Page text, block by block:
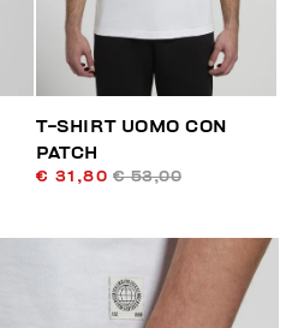
T-SHIRT UOMO CON
PATCH
€ 31,80 € 53,00